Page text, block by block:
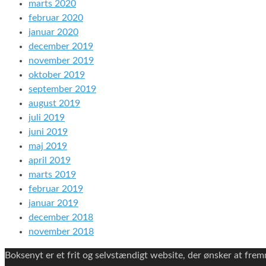
marts 2020
februar 2020
januar 2020
december 2019
november 2019
oktober 2019
september 2019
august 2019
juli 2019
juni 2019
maj 2019
april 2019
marts 2019
februar 2019
januar 2019
december 2018
november 2018
Boksenyt er et frit og selvstændigt website, der ønsker at